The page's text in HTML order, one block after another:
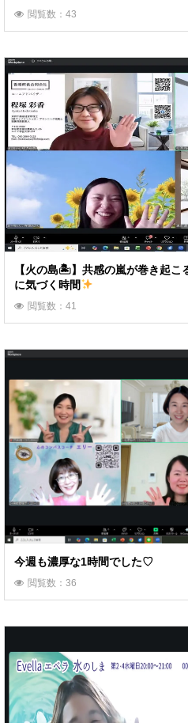
閲覧数：43
【火の島🏝】共感の嵐が巻き起こ
に気づく時間
閲覧数：41
今週も濃厚な1時間でした♡
閲覧数：36